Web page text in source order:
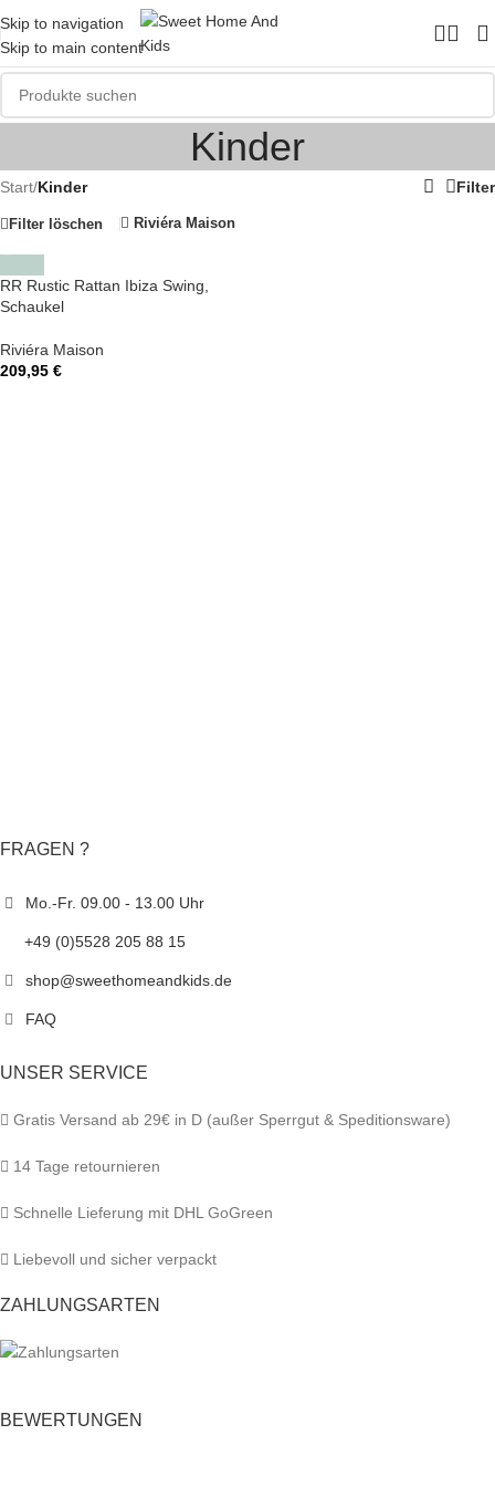
Skip to navigation
Skip to main content
Kinder
Start/Kinder Filter
Filter löschen Riviéra Maison
RR Rustic Rattan Ibiza Swing,
Schaukel
Riviéra Maison
209,95 €
FRAGEN ?
Mo.-Fr. 09.00 - 13.00 Uhr
+49 (0)5528 205 88 15
shop@sweethomeandkids.de
FAQ
UNSER SERVICE
Gratis Versand ab 29€ in D (außer Sperrgut & Speditionsware)
14 Tage retournieren
Schnelle Lieferung mit DHL GoGreen
Liebevoll und sicher verpackt
ZAHLUNGSARTEN
BEWERTUNGEN